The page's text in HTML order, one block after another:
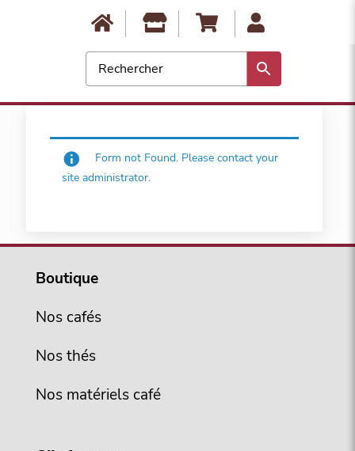
Form not Found. Please contact your
site administrator.
Boutique
Nos cafés
Nos thés
Nos matériels café